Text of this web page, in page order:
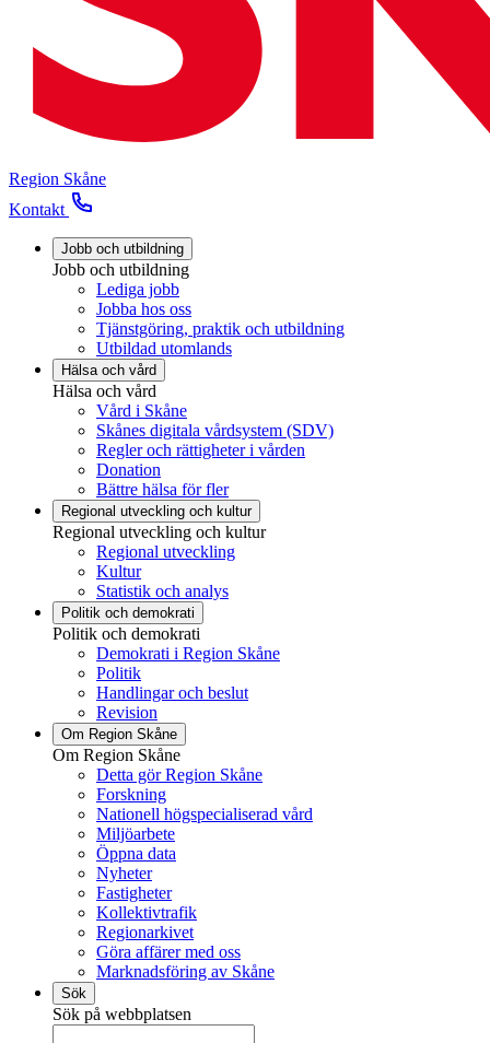
Region Skåne
Kontakt
Jobb och utbildning
Jobb och utbildning
Lediga jobb
Jobba hos oss
Tjänstgöring, praktik och utbildning
Utbildad utomlands
Hälsa och vård
Hälsa och vård
Vård i Skåne
Skånes digitala vårdsystem (SDV)
Regler och rättigheter i vården
Donation
Bättre hälsa för fler
Regional utveckling och kultur
Regional utveckling och kultur
Regional utveckling
Kultur
Statistik och analys
Politik och demokrati
Politik och demokrati
Demokrati i Region Skåne
Politik
Handlingar och beslut
Revision
Om Region Skåne
Om Region Skåne
Detta gör Region Skåne
Forskning
Nationell högspecialiserad vård
Miljöarbete
Öppna data
Nyheter
Fastigheter
Kollektivtrafik
Regionarkivet
Göra affärer med oss
Marknadsföring av Skåne
Sök
Sök på webbplatsen